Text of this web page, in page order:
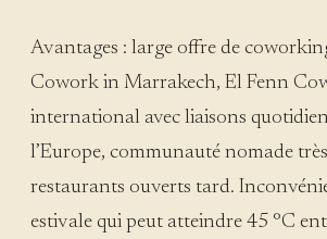
Avantages : large offre de
Cowork in Marrakech, El Fenn
international avec liaisons
l’Europe, communauté nomade
restaurants ouverts tard.
estivale qui peut atteindre 45 °C